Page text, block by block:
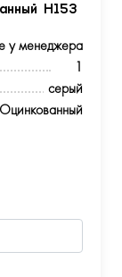
Н153
у менеджера
1
серый
Оцинкованный